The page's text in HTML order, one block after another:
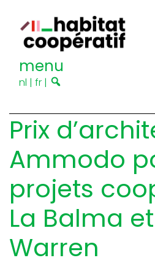
menu
nl | fr |
Prix
Ammodo
projets
La Balma
Warren